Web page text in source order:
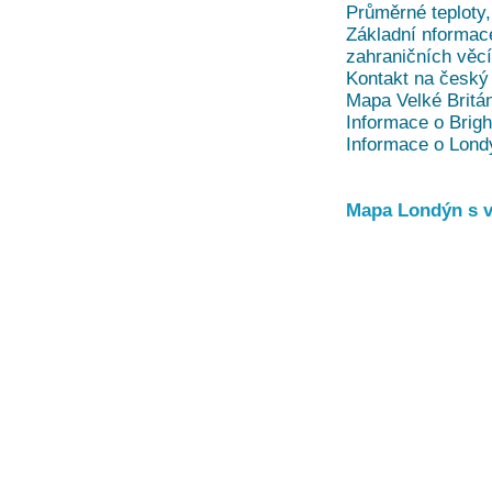
Průměrné
Základní
zahraničních
Kontakt na
Mapa Velké
Informace o
Informace o
Mapa Londýn s